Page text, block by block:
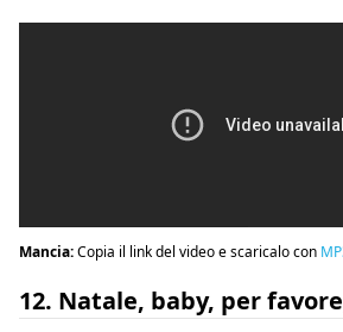
Mancia:Copia il link del video e scaricalo con
12. Natale, baby, per